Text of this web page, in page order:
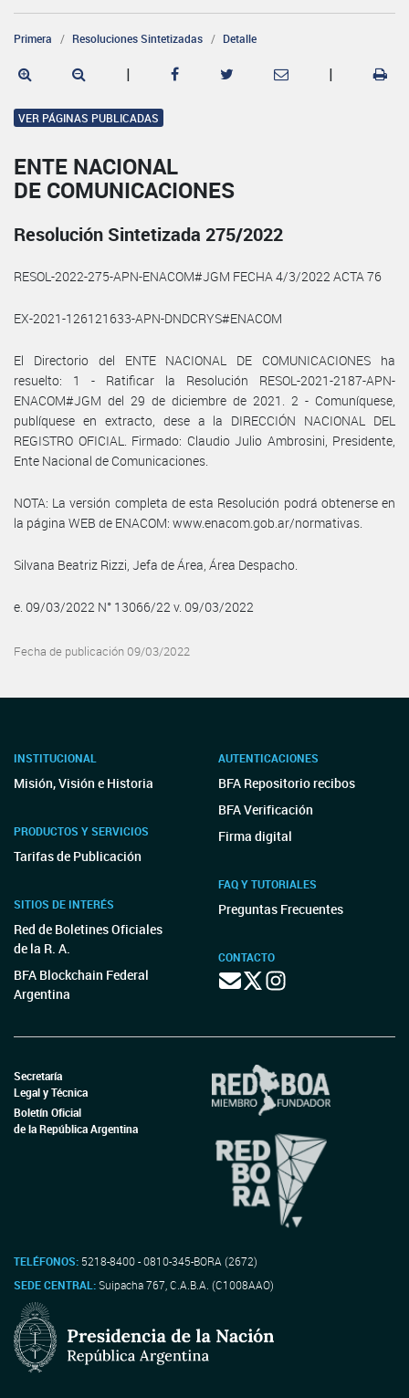
Primera Resoluciones Sintetizadas Detalle
| |
VER PÁGINAS PUBLICADAS
ENTE NACIONAL
DE COMUNICACIONES
Resolución Sintetizada 275/2022
RESOL-2022-275-APN-ENACOM#JGM FECHA 4/3/2022 ACTA 76
EX-2021-126121633-APN-DNDCRYS#ENACOM
El Directorio del ENTE NACIONAL DE COMUNICACIONES ha
resuelto: 1 - Ratificar la Resolución RESOL-2021-2187-APN-
ENACOM#JGM del 29 de diciembre de 2021. 2 - Comuníquese,
publíquese en extracto, dese a la DIRECCIÓN NACIONAL DEL
REGISTRO OFICIAL. Firmado: Claudio Julio Ambrosini, Presidente,
Ente Nacional de Comunicaciones.
NOTA: La versión completa de esta Resolución podrá obtenerse en
la página WEB de ENACOM: www.enacom.gob.ar/normativas.
Silvana Beatriz Rizzi, Jefa de Área, Área Despacho.
e. 09/03/2022 N° 13066/22 v. 09/03/2022
Fecha de publicación 09/03/2022
INSTITUCIONAL
Misión, Visión e Historia
PRODUCTOS Y SERVICIOS
Tarifas de Publicación
SITIOS DE INTERÉS
Red de Boletines Oficiales
de la R. A.
BFA Blockchain Federal
Argentina
AUTENTICACIONES
BFA Repositorio recibos
BFA Verificación
Firma digital
FAQ Y TUTORIALES
Preguntas Frecuentes
CONTACTO
Secretaría
Legal y Técnica
Boletín Oficial
de la República Argentina
TELÉFONOS: 5218-8400 - 0810-345-BORA (2672)
SEDE CENTRAL:Suipacha 767, C.A.B.A. (C1008AAO)